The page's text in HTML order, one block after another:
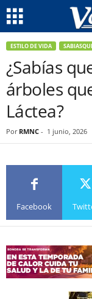
ESTILO DE VIDA
¿Sabías
árboles
Láctea?
Por RMNC - 1 junio, 2026
Facebook